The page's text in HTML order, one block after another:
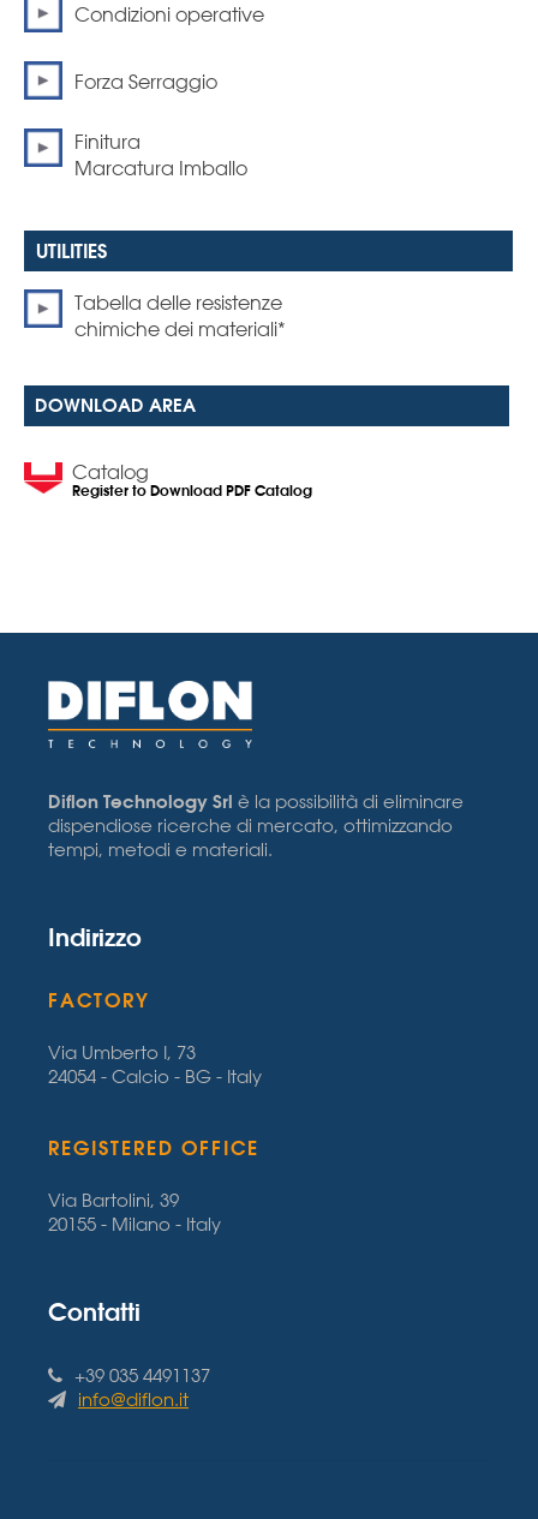
Condizioni operative
Forza Serraggio
Finitura
Marcatura Imballo
Tabella delle resistenze
chimiche dei materiali*
DOWNLOAD AREA
Catalog
Register to Download PDF Catalog
Diflon Technology Srl è la possibilità di eliminare
dispendiose ricerche di mercato, ottimizzando
tempi, metodi e materiali.
Indirizzo
FACTORY
Via Umberto I, 73
24054 - Calcio - BG - Italy
REGISTERED OFFICE
Via Bartolini, 39
20155 - Milano - Italy
Contatti
+39 035 4491137
info@diflon.it